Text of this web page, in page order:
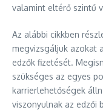
valamint eltérő szintű
Az alábbi cikkben
megvizsgáljuk azokat
edzők fizetését.
szükséges az egyes
karrierlehetőségek
viszonyulnak az edzői